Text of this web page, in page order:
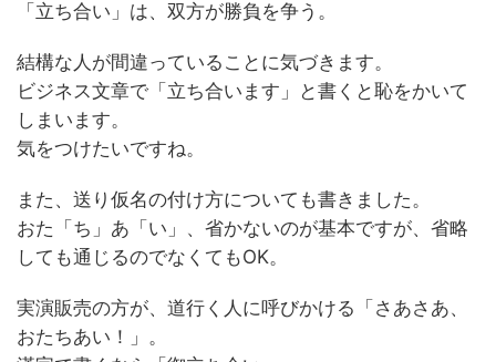
「立ち合い」は、双方が勝負を争う。
結構な人が間違っていることに気づきます。
ビジネス文章で「立ち合います」と書くと恥をかいて
しまいます。
気をつけたいですね。
また、送り仮名の付け方についても書きました。
おた「ち」あ「い」、省かないのが基本ですが、省略
しても通じるのでなくてもOK。
実演販売の方が、道行く人に呼びかける「さあさあ、
おたちあい！」。